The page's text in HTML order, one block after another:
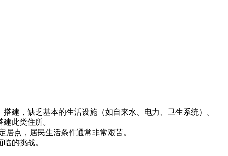
建，缺乏基本的生活设施（如自来水、电力、卫生系统）。
此类住所。
居点，居民生活条件通常非常艰苦。
的挑战。